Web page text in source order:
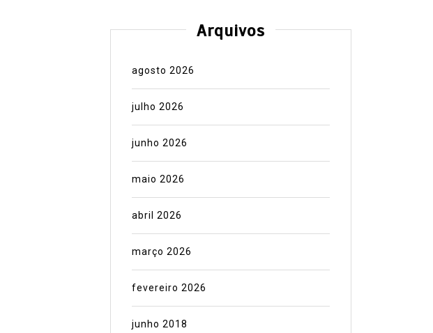
Arquivos
agosto 2026
julho 2026
junho 2026
maio 2026
abril 2026
março 2026
fevereiro 2026
junho 2018